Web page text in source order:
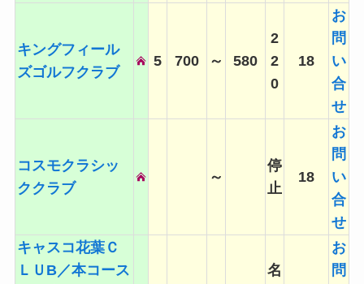
キングフィール
ズゴルフクラブ
5 700 ～ 580
2
2
0
18
お
問
い
合
せ
コスモクラシッ
ククラブ
～
停
止
18
お
問
い
合
せ
キャスコ花葉Ｃ
ＬＵB／本コース
名
お
問